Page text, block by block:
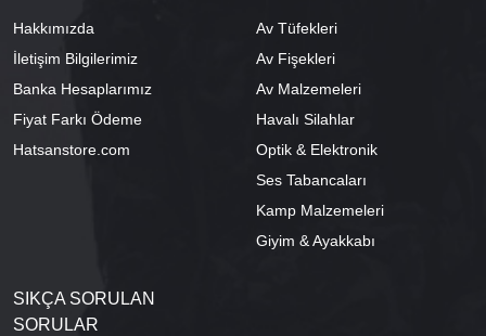
Hakkımızda
İletişim Bilgilerimiz
Banka Hesaplarımız
Fiyat Farkı Ödeme
Hatsanstore.com
Av Tüfekleri
Av Fişekleri
Av Malzemeleri
Havalı Silahlar
Optik & Elektronik
Ses Tabancaları
Kamp Malzemeleri
Giyim & Ayakkabı
SIKÇA SORULAN
SORULAR